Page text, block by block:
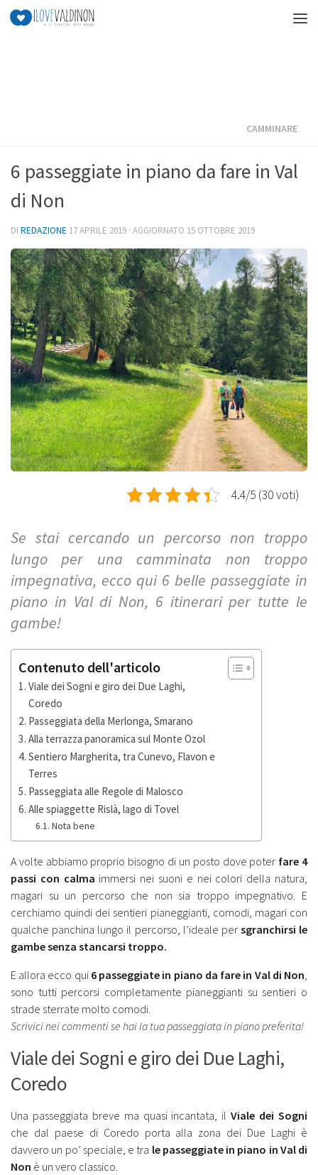
Salta al contenuto
CAMMINARE
6 passeggiate in piano da fare in Val
di Non
DI REDAZIONE 17 APRILE 2019 · AGGIORNATO 15 OTTOBRE 2019
4.4/5 (30 voti)
Se stai cercando un percorso non troppo
lungo per una camminata non troppo
impegnativa, ecco qui 6 belle passeggiate in
piano in Val di Non, 6 itinerari per tutte le
gambe!
Contenuto dell'articolo
Viale dei Sogni e giro dei Due Laghi,
Coredo
Passeggiata della Merlonga, Smarano
Alla terrazza panoramica sul Monte Ozol
Sentiero Margherita, tra Cunevo, Flavon e
Terres
Passeggiata alle Regole di Malosco
Alle spiaggette Rislà, lago di Tovel
Nota bene
A volte abbiamo proprio bisogno di un posto dove poter fare 4
passi con calma immersi nei suoni e nei colori della natura,
magari su un percorso che non sia troppo impegnativo. E
cerchiamo quindi dei sentieri pianeggianti, comodi, magari con
qualche panchina lungo il percorso, l’ideale per sgranchirsi le
gambe senza stancarsi troppo.
E allora ecco qui 6 passeggiate in piano da fare in Val di Non,
sono tutti percorsi completamente pianeggianti su sentieri o
strade sterrate molto comodi.
Scrivici nei commenti se hai la tua passeggiata in piano preferita!
Viale dei Sogni e giro dei Due Laghi,
Coredo
Una passeggiata breve ma quasi incantata, ilViale dei Sogni
che dal paese di Coredo porta alla zona dei Due Laghi è
davvero un po’ speciale, e tra le passeggiate in piano in Val di
Non è un vero classico.